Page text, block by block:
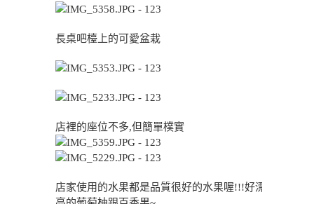
長桌吧檯上的可愛盆栽
店裡的座位不多,但簡單樸實
店家使用的水果都是品質很好的水果喔!!!好漂